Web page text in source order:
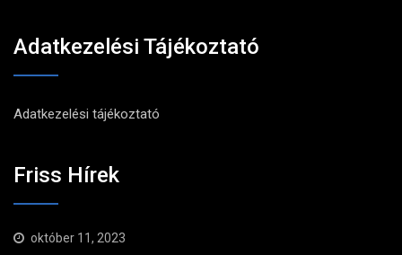
Adatkezelési Tájékoztató
Adatkezelési tájékoztató
Friss Hírek
október 11, 2023